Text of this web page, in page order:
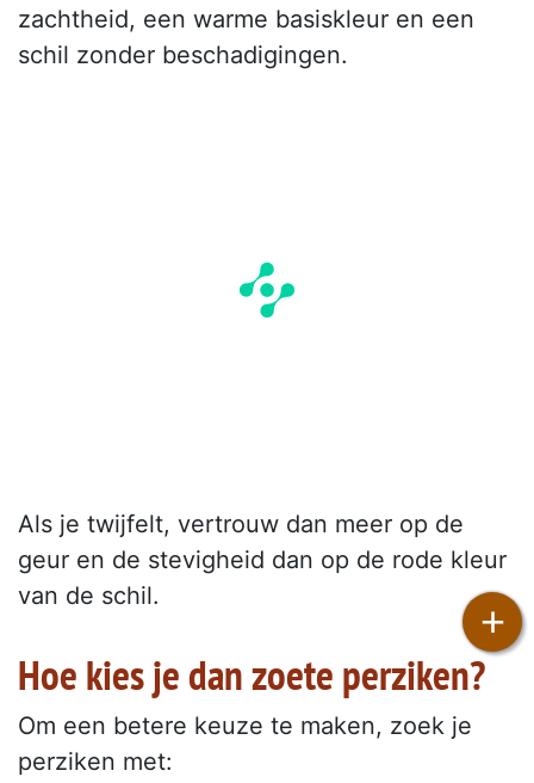
zachtheid, een warme basiskleur en een
schil zonder beschadigingen.
Als je twijfelt, vertrouw dan meer op de
geur en de stevigheid dan op de rode kleur
van de schil.
Hoe kies je dan zoete perziken?
Om een betere keuze te maken, zoek je
perziken met:
+